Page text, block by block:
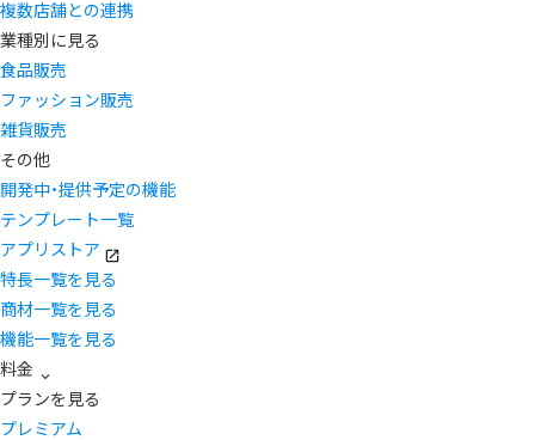
複数店舗との連携
業種別に見る
食品販売
ファッション販売
雑貨販売
その他
開発中・提供予定の機能
テンプレート一覧
アプリストア
特長一覧を見る
商材一覧を見る
機能一覧を見る
料金
プランを見る
プレミアム